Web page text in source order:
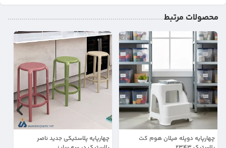
محصولات مرتبط
چهارپایه دوپله میلان هوم کت
چهارپایه پلاستیکی جدید ناصر